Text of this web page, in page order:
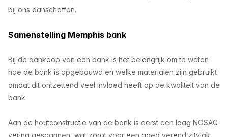
bij ons aanschaffen.
Samenstelling Memphis bank
Bij de aankoop van een bank is het belangrijk om te weten
hoe de bank is opgebouwd en welke materialen zijn gebruikt
omdat dit ontzettend veel invloed heeft op de kwaliteit van de
bank.
Aan de houtconstructie van de bank is eerst een laag NOSAG
vering gespannen, wat zorgt voor een goed verend zitvlak.